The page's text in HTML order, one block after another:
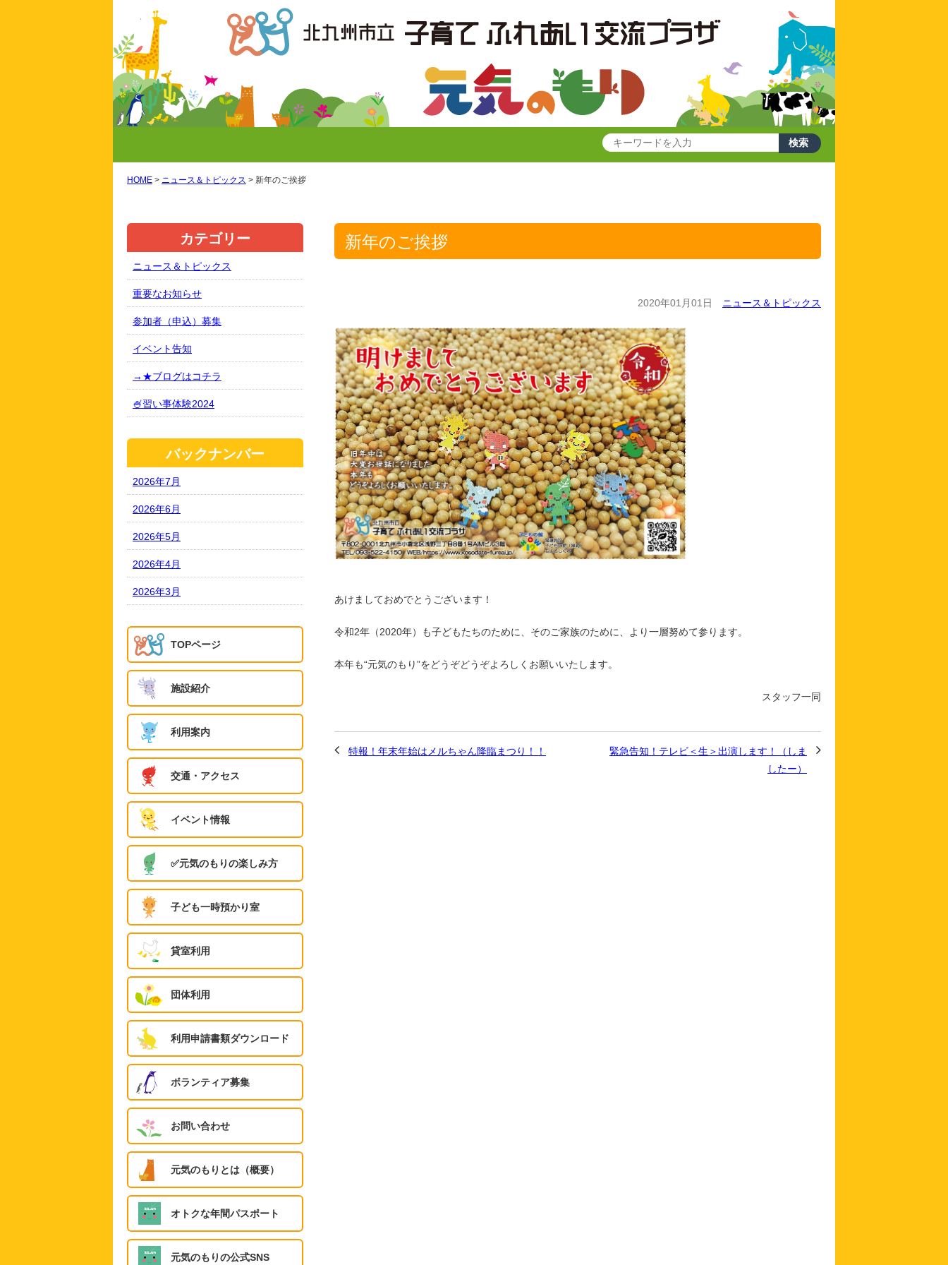
HOME > ニュース＆トピックス > 新年のご挨拶
新年のご挨拶
2020年01月01日 ニュース＆トピックス
あけましておめでとうございます！
令和2年（2020年）も子どもたちのために、そのご家族のために、より一層努めて参ります。
本年も“元気のもり”をどうぞどうぞよろしくお願いいたします。
スタッフ一同
特報！年末年始はメルちゃん降臨まつり！！
緊急告知！テレビ＜生＞出演します！（しま
したー）
カテゴリー
ニュース＆トピックス
重要なお知らせ
参加者（申込）募集
イベント告知
→★ブログはコチラ
🍧習い事体験2024
バックナンバー
2026年7月
2026年6月
2026年5月
2026年4月
2026年3月
TOPページ
施設紹介
利用案内
交通・アクセス
イベント情報
✅️元気のもりの楽しみ方
子ども一時預かり室
貸室利用
団体利用
利用申請書類ダウンロード
ボランティア募集
お問い合わせ
元気のもりとは（概要）
オトクな年間パスポート
元気のもりの公式SNS